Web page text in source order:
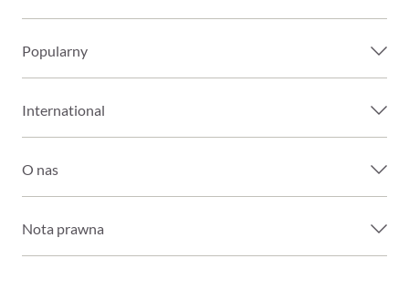
Popularny
International
O nas
Nota prawna